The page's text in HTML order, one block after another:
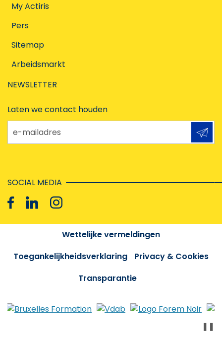
My Actiris
Pers
Sitemap
Arbeidsmarkt
NEWSLETTER
Laten we contact houden
e-mailadres
SOCIAL MEDIA
Wettelijke vermeldingen
Toegankelijkheidsverklaring
Privacy & Cookies
Transparantie
❚❚